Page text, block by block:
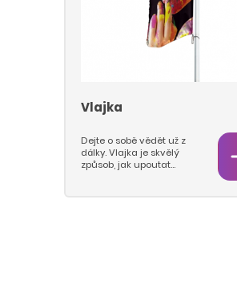
Vlajka
Dejte o sobě vědět už z
dálky. Vlajka je skvělý
způsob, jak upoutat
sublimačním přímým